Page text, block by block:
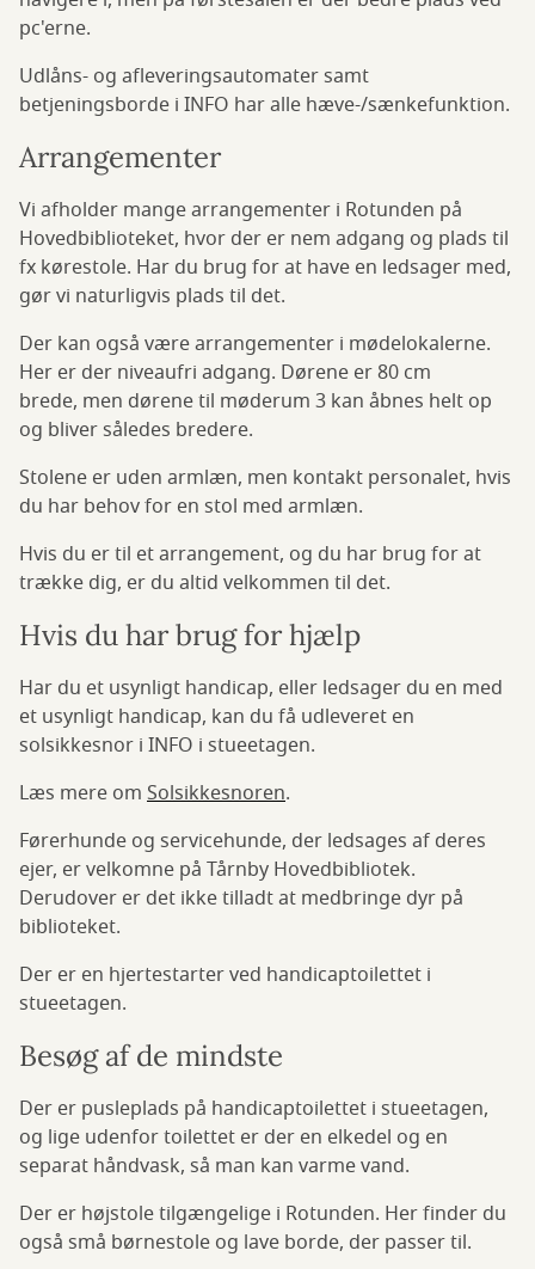
pc'erne.
Udlåns- og afleveringsautomater samt
betjeningsborde i INFO har alle hæve-/sænkefunktion.
Arrangementer
Vi afholder mange arrangementer i Rotunden på
Hovedbiblioteket, hvor der er nem adgang og plads til
fx kørestole. Har du brug for at have en ledsager med,
gør vi naturligvis plads til det.
Der kan også være arrangementer i mødelokalerne.
Her er der niveaufri adgang. Dørene er 80 cm
brede, men dørene til møderum 3 kan åbnes helt op
og bliver således bredere.
Stolene er uden armlæn, men kontakt personalet, hvis
du har behov for en stol med armlæn.
Hvis du er til et arrangement, og du har brug for at
trække dig, er du altid velkommen til det.
Hvis du har brug for hjælp
Har du et usynligt handicap, eller ledsager du en med
et usynligt handicap, kan du få udleveret en
solsikkesnor i INFO i stueetagen.
Læs mere om Solsikkesnoren.
Førerhunde og servicehunde, der ledsages af deres
ejer, er velkomne på Tårnby Hovedbibliotek.
Derudover er det ikke tilladt at medbringe dyr på
biblioteket.
Der er en hjertestarter ved handicaptoilettet i
stueetagen.
Besøg af de mindste
Der er pusleplads på handicaptoilettet i stueetagen,
og lige udenfor toilettet er der en elkedel og en
separat håndvask, så man kan varme vand.
Der er højstole tilgængelige i Rotunden. Her finder du
også små børnestole og lave borde, der passer til.